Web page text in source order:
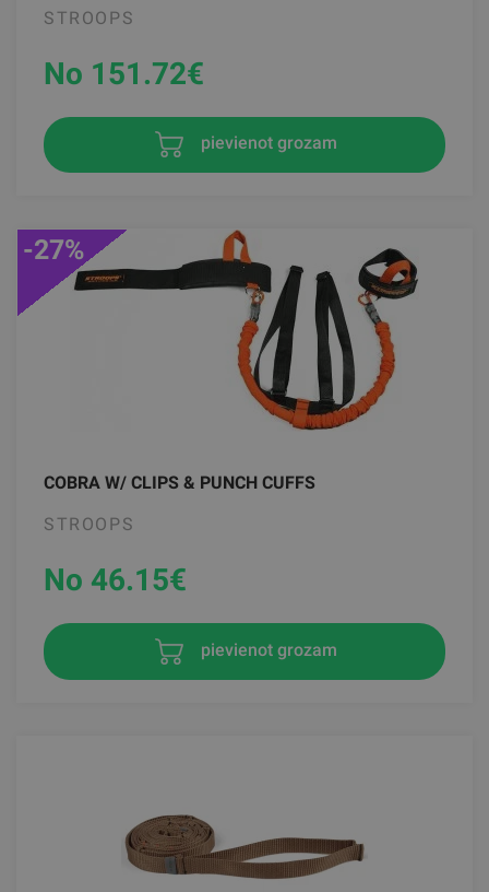
STROOPS
No 151.72€
pievienot grozam
COBRA W/ CLIPS & PUNCH CUFFS
STROOPS
-27%
No 46.15€
pievienot grozam